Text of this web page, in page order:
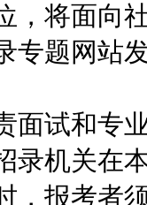
，将面向
专题网站
试和专业
录机关在
，报考者